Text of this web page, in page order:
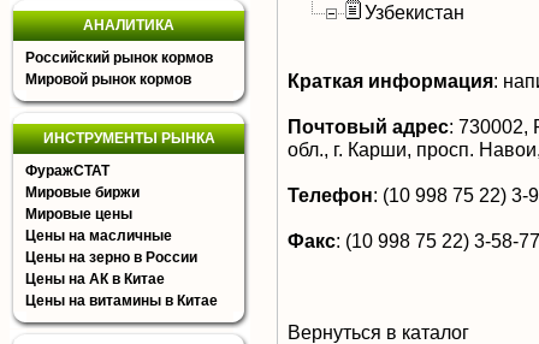
АНАЛИТИКА
Российский рынок кормов
Мировой рынок кормов
ИНСТРУМЕНТЫ РЫНКА
ФуражСТАТ
Мировые биржи
Мировые цены
Цены на масличные
Цены на зерно в России
Цены на АК в Китае
Цены на витамины в Китае
Узбекистан
Краткая информация:
Почтовый адрес: 730002,
обл., г. Карши, просп.
Телефон: (10 998 75 22) 3-
Факс: (10 998 75 22) 3-58-77
Вернуться в каталог